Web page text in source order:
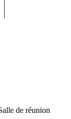
de réunion